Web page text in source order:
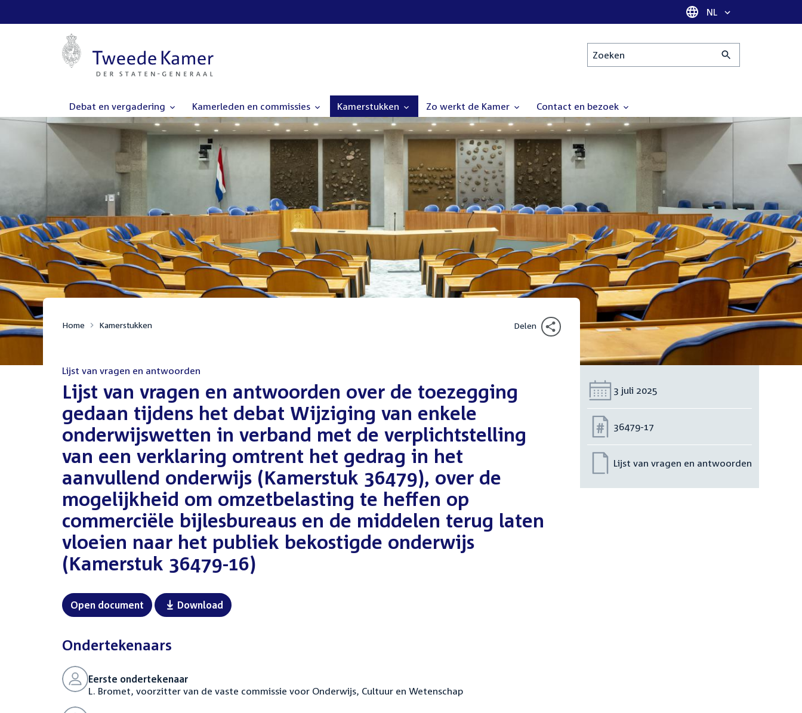
Taal selectie
NL
Zoeken
Debat en vergadering Kamerleden en commissies Kamerstukken Zo werkt de Kamer Contact en bezoek
Home Kamerstukken Delen
Lijst van vragen en antwoorden
:Lijst van vragen en antwoorden over de toezegging
gedaan tijdens het debat Wijziging van enkele
onderwijswetten in verband met de verplichtstelling
van een verklaring omtrent het gedrag in het
aanvullend onderwijs (Kamerstuk 36479), over de
mogelijkheid om omzetbelasting te heffen op
commerciële bijlesbureaus en de middelen terug laten
vloeien naar het publiek bekostigde onderwijs
(Kamerstuk 36479-16)
Open document Download
Ondertekenaars
Eerste ondertekenaar
L. Bromet, voorzitter van de vaste commissie voor Onderwijs, Cultuur en Wetenschap
Datum:
3 juli 2025
Nummer:
36479-17
Lijst van vragen en antwoorden